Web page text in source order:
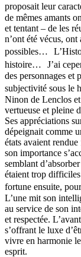
proposait leur
de mêmes amants
et tentant – de les
n’ont été vécus,
possibles…
histoire… J’ai
des personnages et
subjectivité sous le
Ninon de Lenclos et
vertueuse et pleine
Ses appréciations
dépeignait comme
états avaient
son importance
semblant
étaient trop
fortune ensuite,
L’une mit son
au service de son
et respectée.
s’offrant le luxe
vivre en harmonie
esprit.